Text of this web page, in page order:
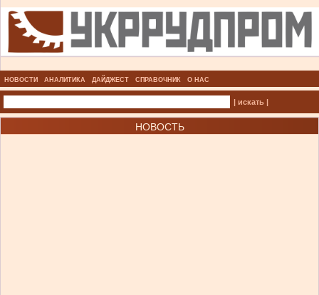
НОВОСТИ АНАЛИТИКА ДАЙДЖЕСТ СПРАВОЧНИК О НАС
| искать |
НОВОСТЬ